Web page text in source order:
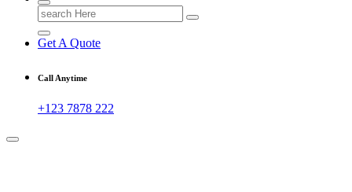
Search
for:
Get A Quote
Call Anytime
+123 7878 222